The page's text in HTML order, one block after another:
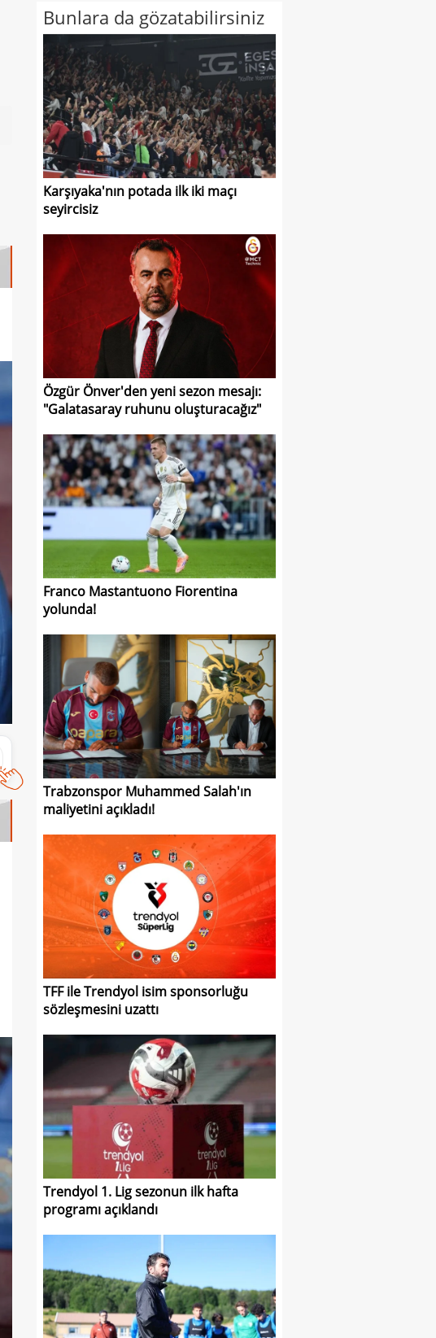
Bunlara da gözatabilirsiniz
Karşıyaka'nın potada ilk iki maçı
seyircisiz
Özgür Önver'den yeni sezon mesajı:
"Galatasaray ruhunu oluşturacağız"
Franco Mastantuono Fiorentina
yolunda!
Trabzonspor Muhammed Salah'ın
maliyetini açıkladı!
TFF ile Trendyol isim sponsorluğu
sözleşmesini uzattı
Trendyol 1. Lig sezonun ilk hafta
programı açıklandı